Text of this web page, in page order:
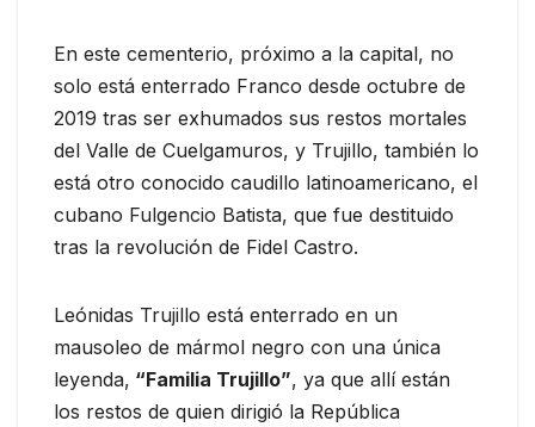
En este cementerio, próximo a la capital, no
solo está enterrado Franco desde octubre de
2019 tras ser exhumados sus restos mortales
del Valle de Cuelgamuros, y Trujillo, también lo
está otro conocido caudillo latinoamericano, el
cubano Fulgencio Batista, que fue destituido
tras la revolución de Fidel Castro.
Leónidas Trujillo está enterrado en un
mausoleo de mármol negro con una única
leyenda, “Familia Trujillo”, ya que allí están
los restos de quien dirigió la República